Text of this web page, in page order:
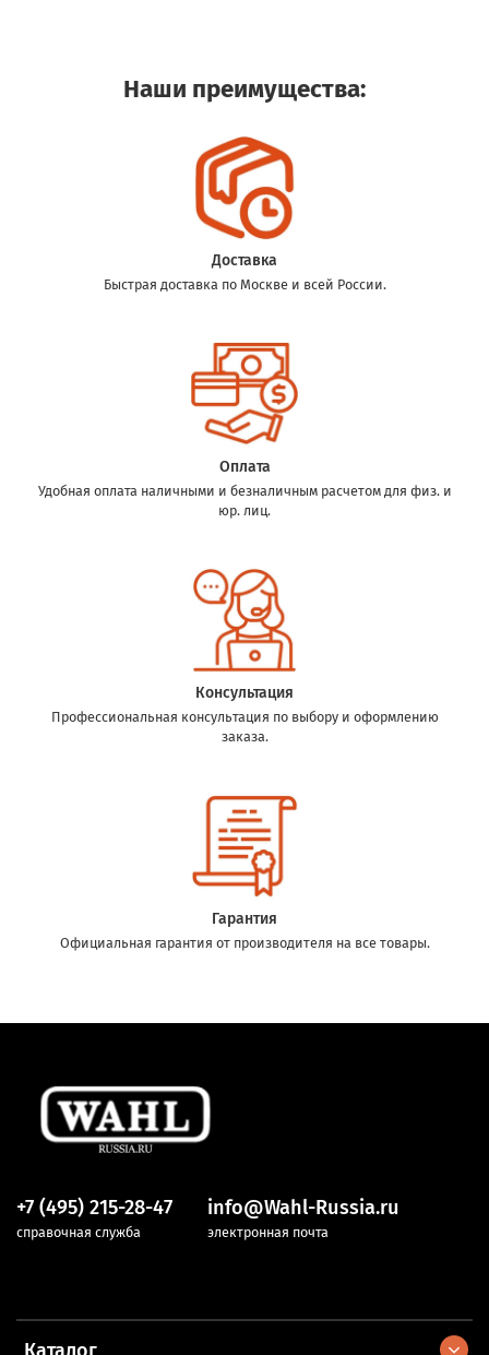
Наши преимущества:
Доставка
Быстрая доставка по Москве и всей России.
Оплата
Удобная оплата наличными и безналичным расчетом для физ. и
юр. лиц.
Консультация
Профессиональная консультация по выбору и оформлению
заказа.
Гарантия
Официальная гарантия от производителя на все товары.
+7 (495) 215-28-47
справочная служба
info@Wahl-Russia.ru
электронная почта